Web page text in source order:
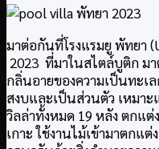
มาต่อกันที่โรงแรมยู พัทยา
2023 ที่มาในสไตล์บูติก มา
กลิ่นอายของความเป็นทะเ
สงบและเป็นส่วนตัว เหม
วิลล่าทั้งหมด 19 หลัง ตกแ
เกาะ ใช้งานไม้เข้ามาตกแ